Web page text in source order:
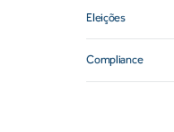
Eleições
Compliance